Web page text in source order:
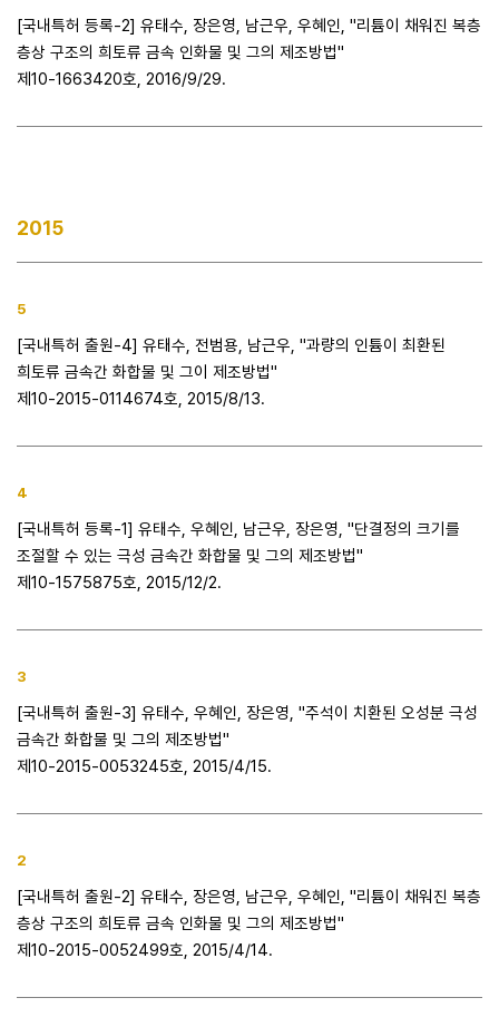
[국내특허 등록-2] 유태수, 장은영, 남근우, 우혜인, "리튬이 채워진 복층
층상 구조의 희토류 금속 인화물 및 그의 제조방법"
제10-1663420호, 2016/9/29.
2015
5
[국내특허 출원-4] 유태수, 전범용, 남근우, "과량의 인튬이 최환된
희토류 금속간 화합물 및 그이 제조방법"
제10-2015-0114674호, 2015/8/13.
4
[국내특허 등록-1] 유태수, 우혜인, 남근우, 장은영, "단결정의 크기를
조절할 수 있는 극성 금속간 화합물 및 그의 제조방법"
제10-1575875호, 2015/12/2.
3
[국내특허 출원-3] 유태수, 우혜인, 장은영, "주석이 치환된 오성분 극성
금속간 화합물 및 그의 제조방법"
제10-2015-0053245호, 2015/4/15.
2
[국내특허 출원-2] 유태수, 장은영, 남근우, 우혜인, "리튬이 채워진 복층
층상 구조의 희토류 금속 인화물 및 그의 제조방법"
제10-2015-0052499호, 2015/4/14.